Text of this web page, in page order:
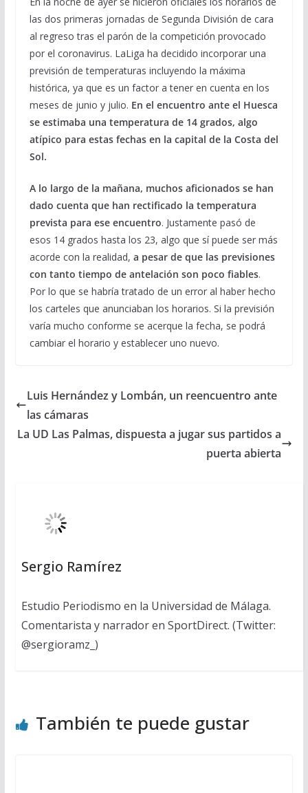
las dos primeras jornadas de Segunda División de cara
al regreso tras el parón de la competición provocado
por el coronavirus. LaLiga ha decidido incorporar una
previsión de temperaturas incluyendo la máxima
histórica, ya que es un factor a tener en cuenta en los
meses de junio y julio. En el encuentro ante el Huesca
se estimaba una temperatura de 14 grados, algo
atípico para estas fechas en la capital de la Costa del
Sol.
A lo largo de la mañana, muchos aficionados se han
dado cuenta que han rectificado la temperatura
prevista para ese encuentro. Justamente pasó de
esos 14 grados hasta los 23, algo que sí puede ser más
acorde con la realidad, a pesar de que las previsiones
con tanto tiempo de antelación son poco fiables.
Por lo que se habría tratado de un error al haber hecho
los carteles que anunciaban los horarios. Si la previsión
varía mucho conforme se acerque la fecha, se podrá
cambiar el horario y establecer uno nuevo.
Luis Hernández y Lombán, un reencuentro ante
las cámaras
La UD Las Palmas, dispuesta a jugar sus partidos a
puerta abierta
Sergio Ramírez
Estudio Periodismo en la Universidad de Málaga.
Comentarista y narrador en SportDirect. (Twitter:
@sergioramz_)
También te puede gustar